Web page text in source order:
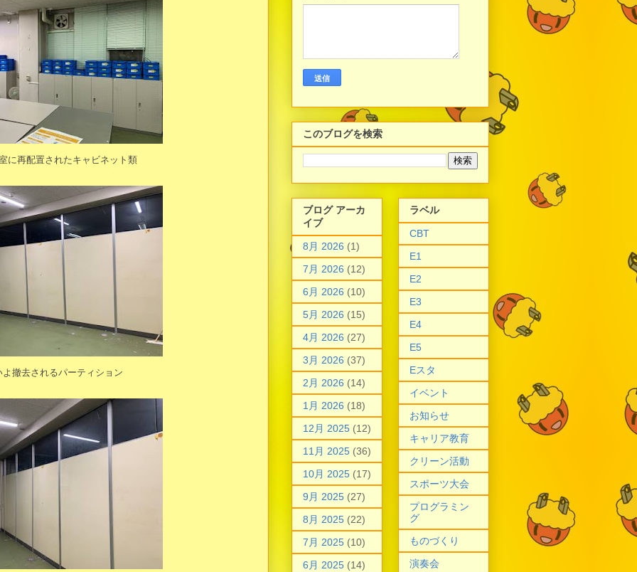
に再配置されたキャビネット類
よ撤去されるパーティション
このブログを検索
ブログ アーカ
イブ
8月 2026 (1)
7月 2026 (12)
6月 2026 (10)
5月 2026 (15)
4月 2026 (27)
3月 2026 (37)
2月 2026 (14)
1月 2026 (18)
12月 2025 (12)
11月 2025 (36)
10月 2025 (17)
9月 2025 (27)
8月 2025 (22)
7月 2025 (10)
6月 2025 (14)
ラベル
CBT
E1
E2
E3
E4
E5
Eスタ
イベント
お知らせ
キャリア教育
クリーン活動
スポーツ大会
プログラミン
グ
ものづくり
演奏会